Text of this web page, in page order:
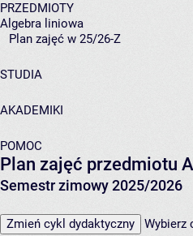
PRZEDMIOTY
Algebra liniowa
Plan zajęć w 25/26-Z
STUDIA
AKADEMIKI
POMOC
Plan zajęć przedmiotu
Semestr zimowy 2025/2026
Zmień cykl dydaktyczny Wybierz